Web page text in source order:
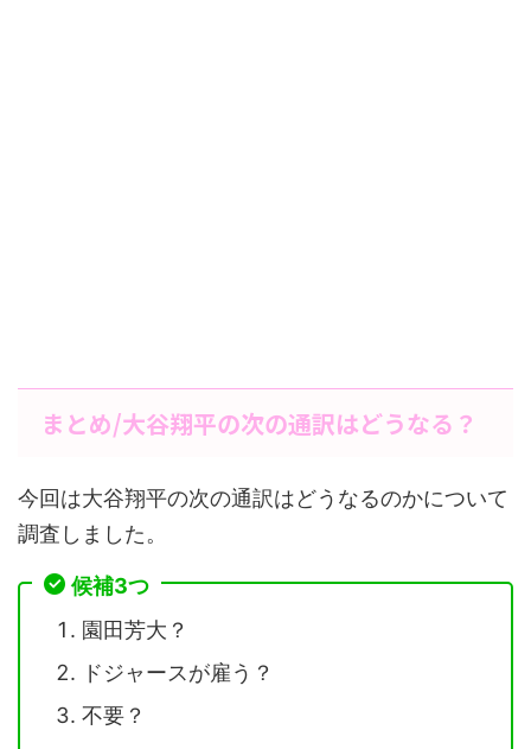
まとめ/大谷翔平の次の通訳はどうなる？
今回は大谷翔平の次の通訳はどうなるのかについて
調査しました。
候補3つ
園田芳大？
ドジャースが雇う？
不要？